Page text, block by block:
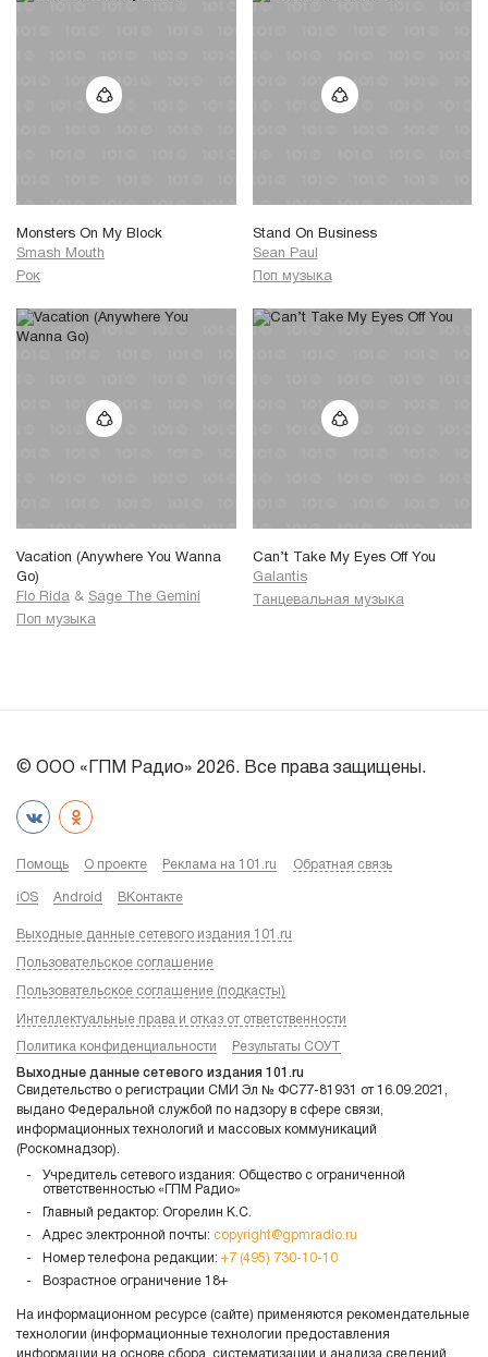
Monsters On My Block
Smash Mouth
Рок
Stand On Business
Sean Paul
Поп музыка
Vacation (Anywhere You Wanna
Go)
Flo Rida & Sage The Gemini
Поп музыка
Can’t Take My Eyes Off You
Galantis
Танцевальная музыка
© ООО «ГПМ Радио» 2026. Все права защищены.
Помощь О проекте Реклама на 101.ru Обратная связь
iOS Android ВКонтакте
Выходные данные сетевого издания 101.ru
Пользовательское соглашение
Пользовательское соглашение (подкасты)
Интеллектуальные права и отказ от ответственности
Политика конфиденциальности Результаты СОУТ
Выходные данные сетевого издания 101.ru
Свидетельство о регистрации СМИ Эл № ФС77-81931 от 16.09.2021,
выдано Федеральной службой по надзору в сфере связи,
информационных технологий и массовых коммуникаций
(Роскомнадзор).
Учредитель сетевого издания: Общество с ограниченной
ответственностью «ГПМ Радио»
Главный редактор: Огорелин К.С.
Адрес электронной почты: copyright@gpmradio.ru
Номер телефона редакции: +7 (495) 730-10-10
Возрастное ограничение 18+
На информационном ресурсе (сайте) применяются рекомендательные
технологии (информационные технологии предоставления
информации на основе сбора, систематизации и анализа сведений,